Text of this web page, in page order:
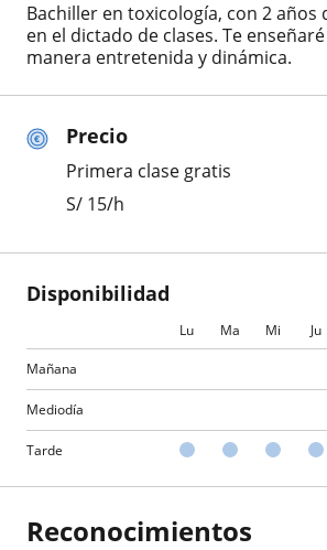
Precio
Primera clase gratis
S/ 15/h
Disponibilidad
Lu Ma Mi Ju
Mañana
Mediodía
Tarde
Bachiller en toxicología, con 2 años
en el dictado de clases. Te
manera entretenida y dinámica.
Reconocimientos